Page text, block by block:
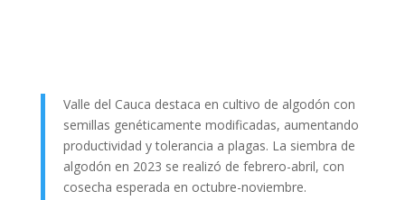
Valle del Cauca destaca en cultivo de algodón con
semillas genéticamente modificadas, aumentando
productividad y tolerancia a plagas. La siembra de
algodón en 2023 se realizó de febrero-abril, con
cosecha esperada en octubre-noviembre.